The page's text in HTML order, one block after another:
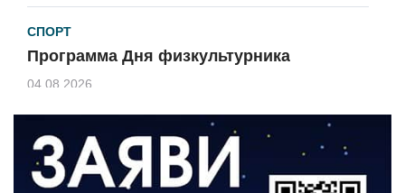
СПОРТ
Программа Дня физкультурника
04.08.2026
ЗЕМЛЯКИ
«Мы радовались, так как видели
результат своего труда»